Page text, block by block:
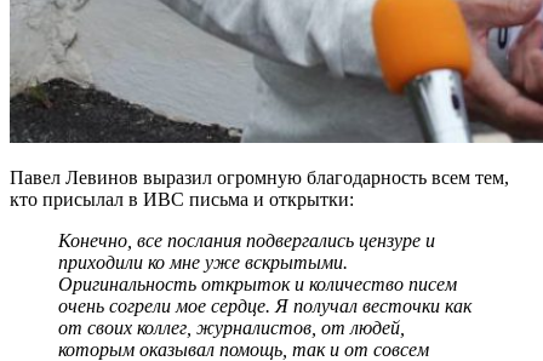
Павел Левинов выразил огромную благодарность всем тем,
кто присылал в ИВС письма и открытки:
Конечно, все послания подвергались цензуре и
приходили ко мне уже вскрытыми.
Оригинальность открыток и количество писем
очень согрели мое сердце. Я получал весточки как
от своих коллег, журналистов, от людей,
которым оказывал помощь, так и от совсем